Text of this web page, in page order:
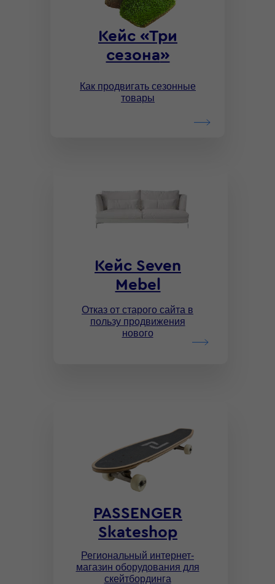
Как продвигать сезонные
товары
Отказ от старого сайта в
пользу продвижения
нового
Региональный интернет-
магазин оборудования для
скейтбординга
Кейс «Три
сезона»
Кейс Seven
Mebel
PASSENGER
Skateshop